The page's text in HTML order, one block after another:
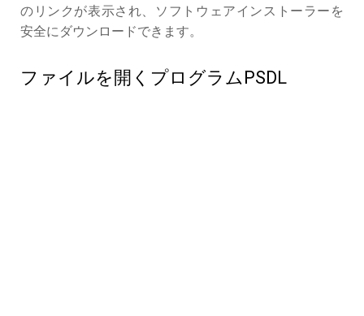
のリンクが表示され、ソフトウェアインストーラーを
安全にダウンロードできます。
ファイルを開くプログラムPSDL